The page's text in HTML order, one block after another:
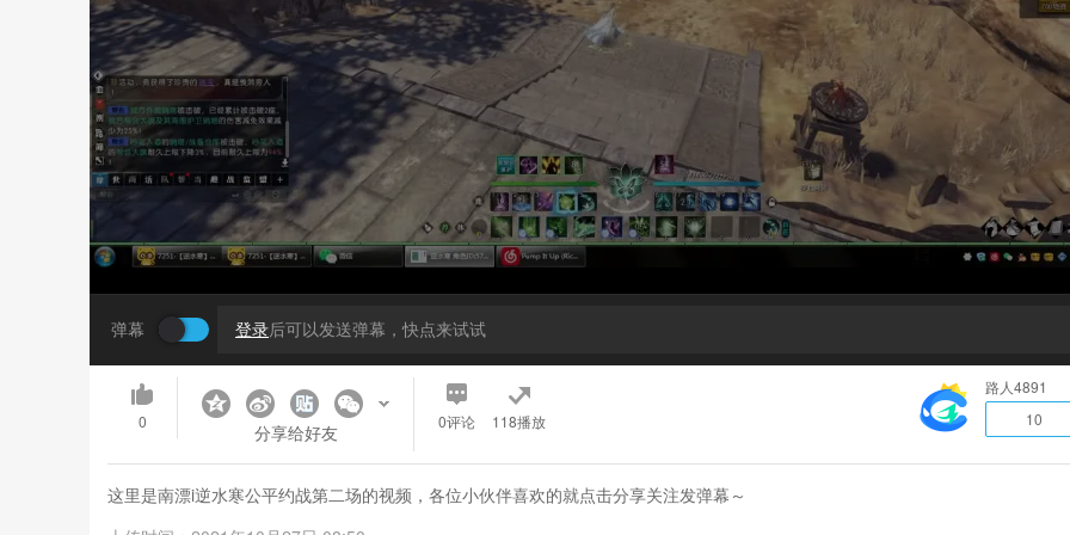
弹幕 登录后可以发送弹幕，快点来试试
0 分享给好友 0评论 118播放
路人4891
10
这里是南漂i逆水寒公平约战第二场的视频，各位小伙伴喜欢的就点击分享关注发弹幕～